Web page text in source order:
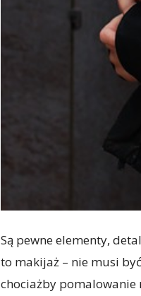
Są pewne elementy,
to makijaż – nie musi
chociażby pomalowanie